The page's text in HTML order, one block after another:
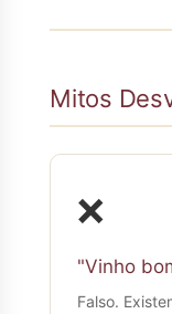
Mitos
❌
"Vinho
Falso.